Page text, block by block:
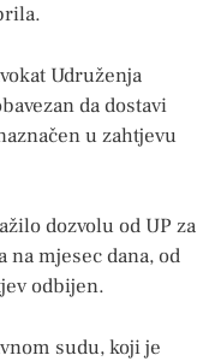
Udruženja
da dostavi
u zahtjevu
dozvolu od UP za
mjesec dana, od
odbijen.
sudu, koji je